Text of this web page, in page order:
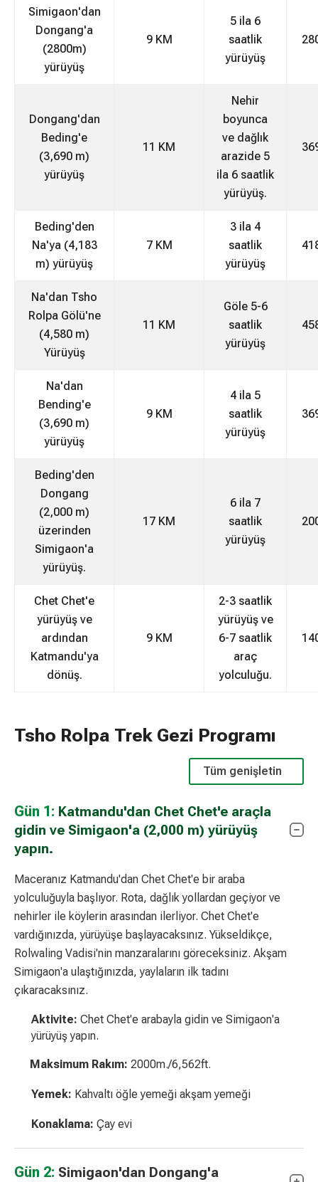
Simigaon'dan
Dongang'a
(2800m)
yürüyüş
9 KM
5 ila 6
saatlik
yürüyüş
Dongang'dan
Beding'e
(3,690 m)
yürüyüş
11 KM
Nehir
boyunca
ve dağlık
arazide 5
ila 6 saatlik
yürüyüş.
Beding'den
Na'ya (4,183
m) yürüyüş
7 KM
3 ila 4
saatlik
yürüyüş
Na'dan Tsho
Rolpa Gölü'ne
(4,580 m)
Yürüyüş
11 KM
Göle 5-6
saatlik
yürüyüş
Na'dan
Bending'e
(3,690 m)
yürüyüş
9 KM
4 ila 5
saatlik
yürüyüş
Beding'den
Dongang
(2,000 m)
üzerinden
Simigaon'a
yürüyüş.
17 KM
6 ila 7
saatlik
yürüyüş
Chet Chet'e
yürüyüş ve
ardından
Katmandu'ya
dönüş.
9 KM
2-3 saatlik
yürüyüş ve
6-7 saatlik
araç
yolculuğu.
Tsho Rolpa Trek Gezi Programı
Tüm genişletin
Gün 1: Katmandu'dan Chet Chet'e araçla
gidin ve Simigaon'a (2,000 m) yürüyüş
yapın.
Maceranız Katmandu'dan Chet Chet'e bir araba
yolculuğuyla başlıyor. Rota, dağlık yollardan geçiyor ve
nehirler ile köylerin arasından ilerliyor. Chet Chet'e
vardığınızda, yürüyüşe başlayacaksınız. Yükseldikçe,
Rolwaling Vadisi'nin manzaralarını göreceksiniz. Akşam
Simigaon'a ulaştığınızda, yaylaların ilk tadını
çıkaracaksınız.
Aktivite: Chet Chet'e arabayla gidin ve Simigaon'a
yürüyüş yapın.
Maksimum Rakım: 2000m./6,562ft.
Yemek: Kahvaltı öğle yemeği akşam yemeği
Konaklama: Çay evi
Gün 2: Simigaon'dan Dongang'a